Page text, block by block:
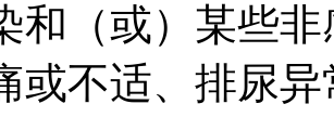
和（或）某些
或不适、排尿